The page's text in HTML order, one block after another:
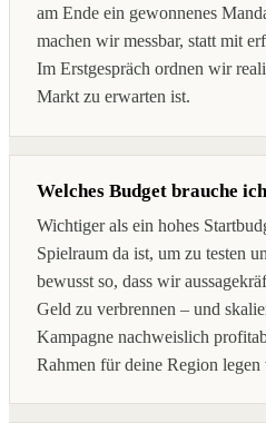
am Ende ein gewonnenes
machen wir messbar, statt mit
Im Erstgespräch ordnen wir
Markt zu erwarten ist.
Welches Budget brauche
Wichtiger als ein hohes
Spielraum da ist, um zu testen
bewusst so, dass wir
Geld zu verbrennen – und
Kampagne nachweislich
Rahmen für deine Region legen